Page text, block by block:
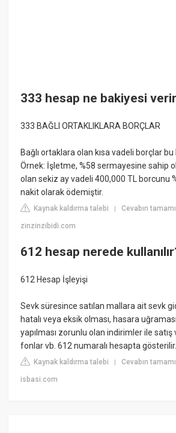
333 hesap ne bakiyesi
333 BAĞLI ORTAKLIKLARA BORÇLAR
Bağlı ortaklara olan kısa vadeli borçlar
Örnek: İşletme, %58 sermayesine sahip
olan sekiz ay vadeli 400,000 TL borcunu
nakit olarak ödemiştir.
Kaynak kaldırma talebi |Cevabın
zinzinzibidi.com
612 hesap nerede
612 Hesap İşleyişi
Sevk süresince satılan mallara ait sevk
hatalı veya eksik olması, hasara
yapılması zorunlu olan indirimler ile satış
fonlar vb. 612 numaralı hesapta gösterilir.
Kaynak kaldırma talebi |Cevabın
isbasi.com